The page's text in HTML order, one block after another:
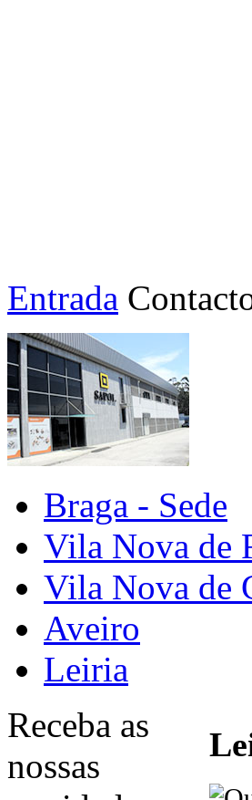
Entrada
Braga - Sede
Vila Nova de
Vila Nova de
Aveiro
Leiria
Receba as
nossas